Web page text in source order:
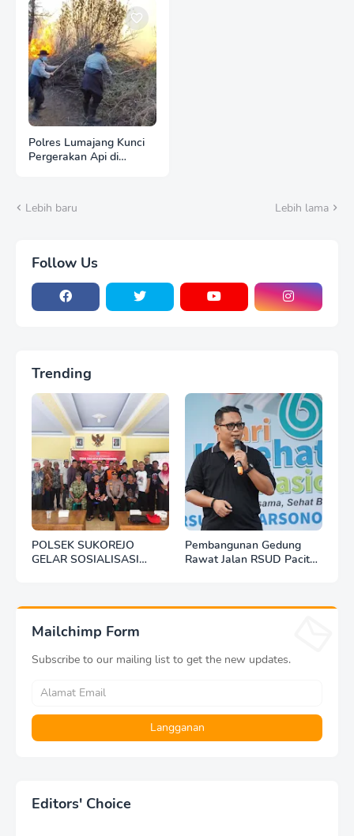
Polres Lumajang Kunci
Pergerakan Api di
Lebih baru
Lebih lama
Follow Us
Trending
POLSEK SUKOREJO
GELAR SOSIALISASI
Pembangunan Gedung
Rawat Jalan RSUD Pacitan
Mailchimp Form
Subscribe to our mailing list to get the new updates.
Editors' Choice